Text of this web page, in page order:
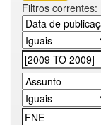
Filtros correntes: